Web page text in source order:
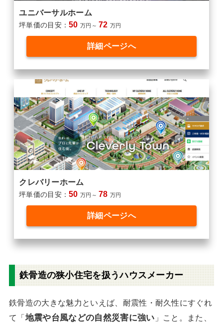
ユニバーサルホーム
坪単価の目安：50 万円～ 72 万円
詳細ページへ
クレバリーホーム
坪単価の目安：50 万円～ 78 万円
詳細ページへ
鉄骨造の狭小住宅を扱うハウスメーカー
鉄骨造の大きな魅力といえば、耐震性・耐久性にすぐれ
て「地震や台風などの自然災害に強い 」こと。また、